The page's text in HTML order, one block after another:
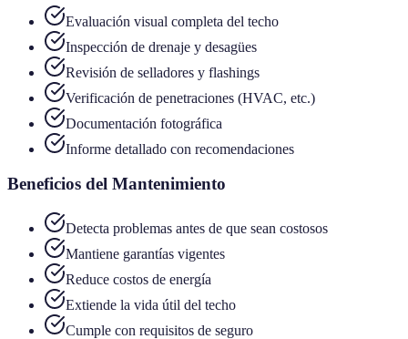
Evaluación visual completa del techo
Inspección de drenaje y desagües
Revisión de selladores y flashings
Verificación de penetraciones (HVAC, etc.)
Documentación fotográfica
Informe detallado con recomendaciones
Beneficios del Mantenimiento
Detecta problemas antes de que sean costosos
Mantiene garantías vigentes
Reduce costos de energía
Extiende la vida útil del techo
Cumple con requisitos de seguro